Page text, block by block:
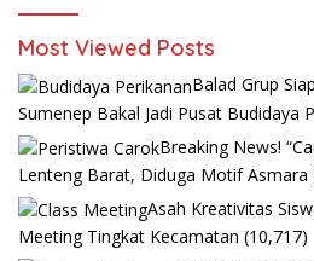
Most Viewed Posts
Balad Grup
Sumenep Bakal Jadi Pusat Budidaya
Breaking News!
Lenteng Barat, Diduga Motif Asmara
Asah Kreativitas
Meeting Tingkat Kecamatan (10,717)